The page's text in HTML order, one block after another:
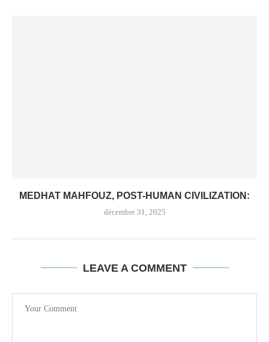
MEDHAT MAHFOUZ, POST-HUMAN CIVILIZATION:
décembre 31, 2025
LEAVE A COMMENT